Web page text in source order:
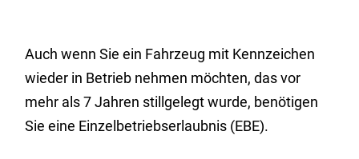
Auch wenn Sie ein Fahrzeug mit Kennzeichen
wieder in Betrieb nehmen möchten, das vor
mehr als 7 Jahren stillgelegt wurde, benötigen
Sie eine Einzelbetriebserlaubnis (EBE).